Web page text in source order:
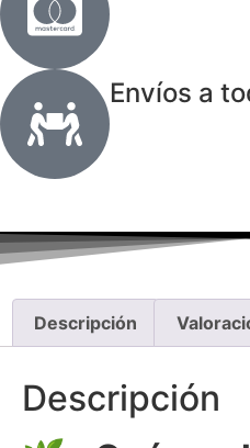
Envíos a
Descripción
Descripción